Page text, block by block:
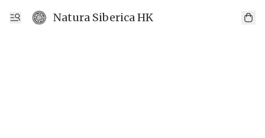
Natura Siberica HK